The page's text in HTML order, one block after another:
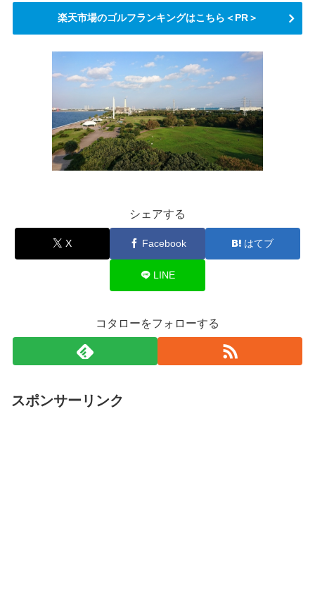
楽天市場のゴルフランキングはこちら＜PR＞
シェアする
X Facebook はてブ
LINE
コタローをフォローする
スポンサーリンク